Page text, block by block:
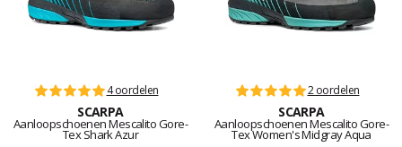
4 oordelen
SCARPA
Aanloopschoenen Mescalito Gore-
Tex Shark Azur
2 oordelen
SCARPA
Aanloopschoenen Mescalito Gore-
Tex Women's Midgray Aqua